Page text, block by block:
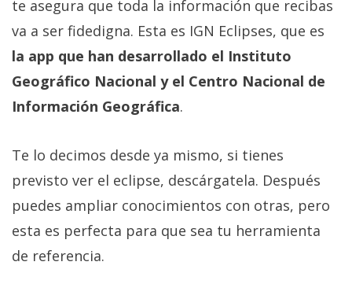
te asegura que toda la información que recibas
va a ser fidedigna. Esta es IGN Eclipses, que es
la app que han desarrollado el Instituto
Geográfico Nacional y el Centro Nacional de
Información Geográfica.
Te lo decimos desde ya mismo, si tienes
previsto ver el eclipse, descárgatela. Después
puedes ampliar conocimientos con otras, pero
esta es perfecta para que sea tu herramienta
de referencia.